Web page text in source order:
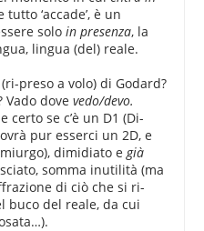
‘accade’, è un
solo in presenza, la
lingua (del) reale.
preso a volo) di Godard?
Vado dovevedo/devo.
certo se c’è un D1 (Di-
pur esserci un 2D, e
dimidiato egià
somma inutilità (ma
di ciò che si ri-
buco del reale, da cui